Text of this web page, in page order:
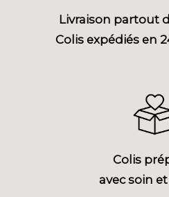
Livraison partout
Colis expédiés en
Colis
avec soin